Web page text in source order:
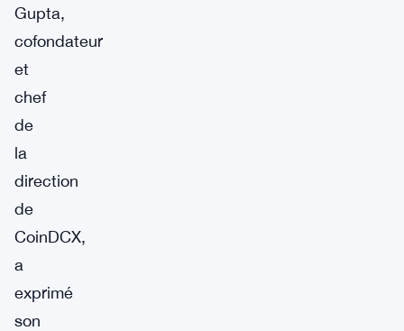
Gupta,
cofondateur
et
chef
de
la
direction
de
CoinDCX,
a
exprimé
son